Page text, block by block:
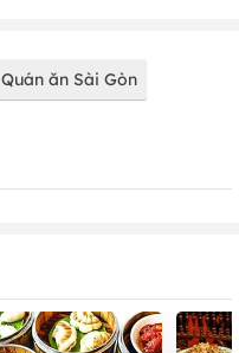
Quán ăn Sài Gòn